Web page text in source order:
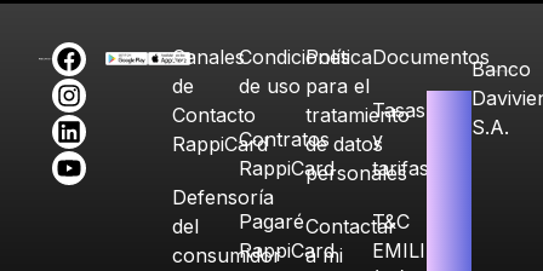
Canales
de
Contacto
RappiCard
Defensoría
del
consumidor
Condiciones
de uso
Contratos
RappiCard
Pagaré
RappiCard
Política
para el
tratamiento
de datos
personales
Contactar
a mi
Documentos
Tasas
y
tarifas
T&C
EMILIA
Banco
S.A.